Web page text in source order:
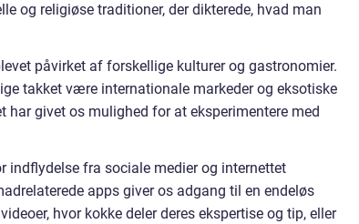
og religiøse traditioner, der dikterede, hvad man
påvirket af forskellige kulturer og gastronomier.
takket være internationale markeder og eksotiske
har givet os mulighed for at eksperimentere med
indflydelse fra sociale medier og internettet
apps giver os adgang til en endeløs
hvor kokke deler deres ekspertise og tip, eller